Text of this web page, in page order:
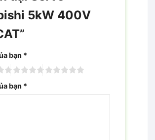
5kW 400V
bạn *
bạn *